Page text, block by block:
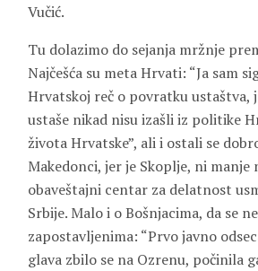
Vučić.
Tu dolazimo do sejanja mržnje
Najčešća su meta Hrvati: “Ja sam
Hrvatskoj reč o povratku ustaštva,
ustaše nikad nisu izašli iz politike
života Hrvatske”, ali i ostali se
Makedonci, jer je Skoplje, ni manje
obaveštajni centar za delatnost
Srbije. Malo i o Bošnjacima, da se
zapostavljenima: “Prvo javno
glava zbilo se na Ozrenu, počinila